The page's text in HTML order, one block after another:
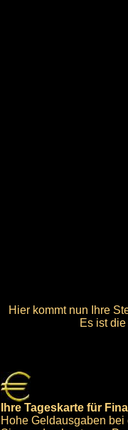
Hier kommt nun Ihre
Es ist
Ihre Tageskarte für
Hohe Geldausgaben